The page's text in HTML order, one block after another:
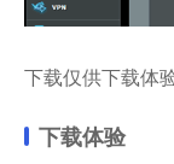
下载仅供下载体
下载体验